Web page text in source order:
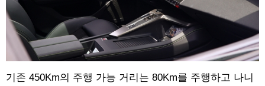
기존 450Km의 주행 가능 거리는 80Km를 주행하고 나니